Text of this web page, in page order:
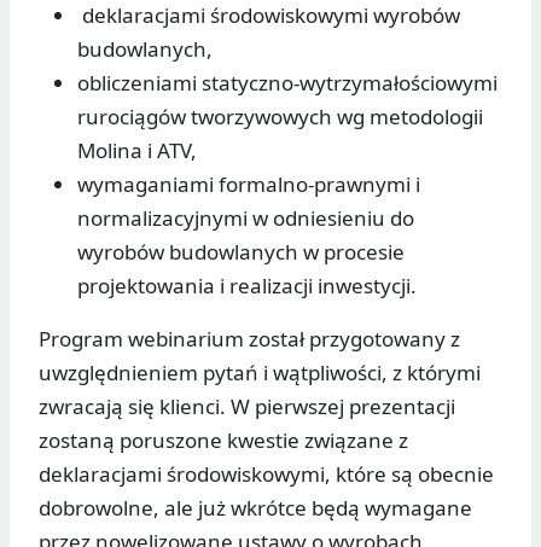
deklaracjami środowiskowymi wyrobów
budowlanych,
obliczeniami statyczno-wytrzymałościowymi
rurociągów tworzywowych wg metodologii
Molina i ATV,
wymaganiami formalno-prawnymi i
normalizacyjnymi w odniesieniu do
wyrobów budowlanych w procesie
projektowania i realizacji inwestycji.
Program webinarium został przygotowany z
uwzględnieniem pytań i wątpliwości, z którymi
zwracają się klienci. W pierwszej prezentacji
zostaną poruszone kwestie związane z
deklaracjami środowiskowymi, które są obecnie
dobrowolne, ale już wkrótce będą wymagane